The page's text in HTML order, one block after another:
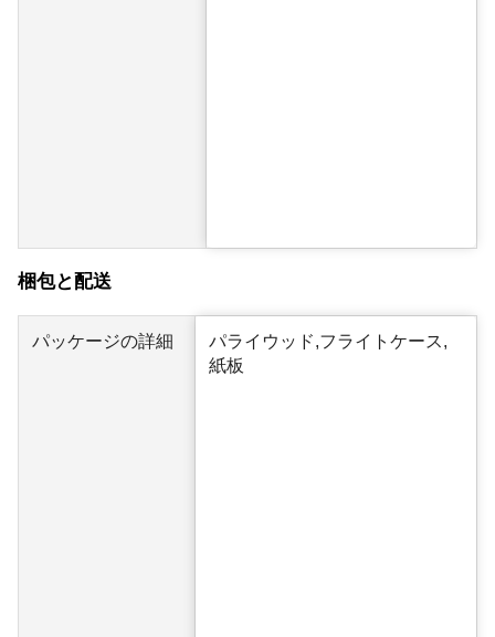
梱包と配送
パッケージの詳細
パライウッド,フライトケース,
紙板